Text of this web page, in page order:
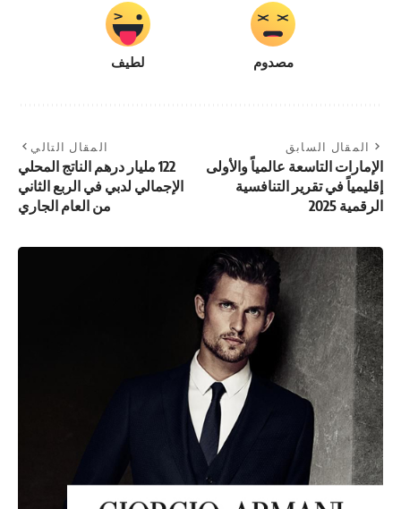
مصدوم لطيف
المقال السابق
الإمارات التاسعة عالمياً والأولى
إقليمياً في تقرير التنافسية
الرقمية 2025
المقال التالي
122 مليار درهم الناتج المحلي
الإجمالي لدبي في الربع الثاني
من العام الجاري